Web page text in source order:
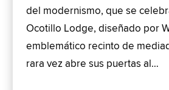
del modernismo, que se
Ocotillo Lodge, diseñado por
emblemático recinto de
rara vez abre sus puertas al…